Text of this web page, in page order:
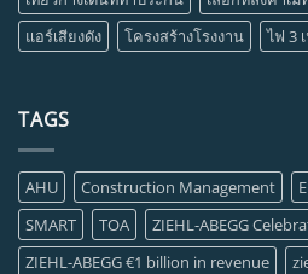
แอร์เสียงดัง
โครงสร้างโรงงาน ไฟ 3
TAGS
AHU Construction Management
SMART
TOA
ZIEHL-ABEGG
ZIEHL-ABEGG €1 billion in revenue